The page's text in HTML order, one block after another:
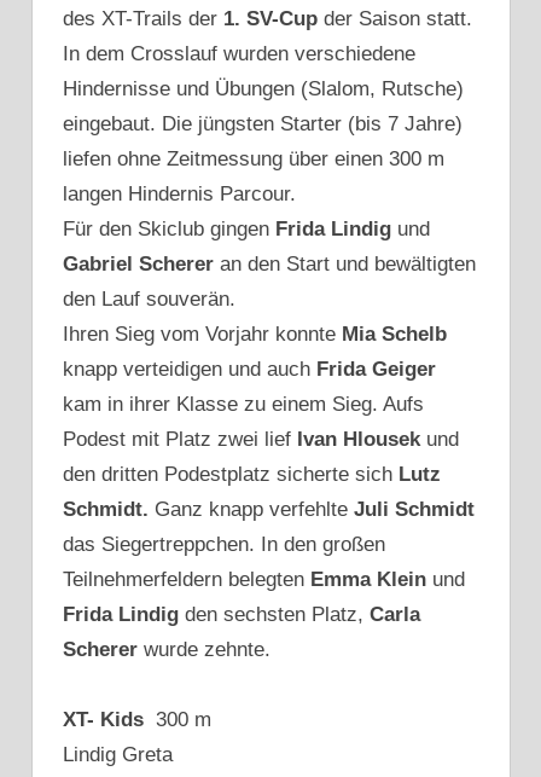
des XT-Trails der 1. SV-Cup der Saison statt.
In dem Crosslauf wurden verschiedene
Hindernisse und Übungen (Slalom, Rutsche)
eingebaut. Die jüngsten Starter (bis 7 Jahre)
liefen ohne Zeitmessung über einen 300 m
langen Hindernis Parcour.
Für den Skiclub gingen Frida Lindig und
Gabriel Scherer an den Start und bewältigten
den Lauf souverän.
Ihren Sieg vom Vorjahr konnte Mia Schelb
knapp verteidigen und auch Frida Geiger
kam in ihrer Klasse zu einem Sieg. Aufs
Podest mit Platz zwei lief Ivan Hlousekund
den dritten Podestplatz sicherte sich Lutz
Schmidt. Ganz knapp verfehlte Juli Schmidt
das Siegertreppchen. In den großen
Teilnehmerfeldern belegten Emma Klein und
Frida Lindig den sechsten Platz, Carla
Scherer wurde zehnte.
XT- Kids 300 m
Lindig Greta